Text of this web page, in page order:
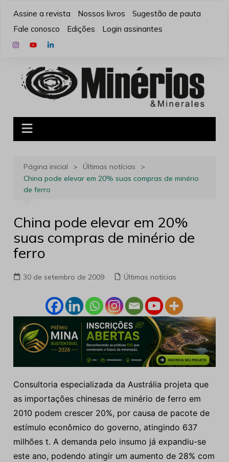
para
conteúdo
Assine a revista Nossos livros
Sugestão de pauta
Fale conosco
Edições Login assinantes
Página inicial
Últimas notícias
China pode elevar em 20% suas compras de minério
de ferro
China pode elevar em 20%
suas compras de minério de
ferro
30 de setembro de 2009 Últimas notícias
Consultoria especializada da Austrália projeta que
as importações chinesas de minério de ferro em
2010 podem crescer 20%, por causa de pacote de
estímulo econômico do governo, atingindo 637
milhões t. A demanda pelo insumo já expandiu-se
este ano, podendo atingir um aumento de 28% com